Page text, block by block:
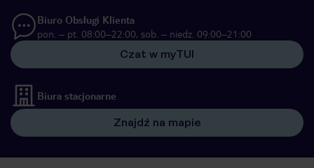
Biuro Obsługi Klienta
pon. – pt. 08:00–22:00, sob. – niedz. 09:00–21:00
Czat w myTUI
Biura stacjonarne
Znajdź na mapie